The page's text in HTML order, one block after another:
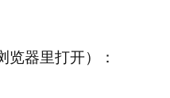
器里打开）：